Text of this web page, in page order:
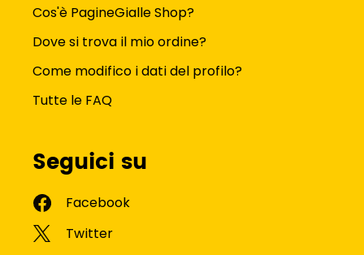
Cos'è PagineGialle Shop?
Dove si trova il mio ordine?
Come modifico i dati del profilo?
Tutte le FAQ
Seguici su